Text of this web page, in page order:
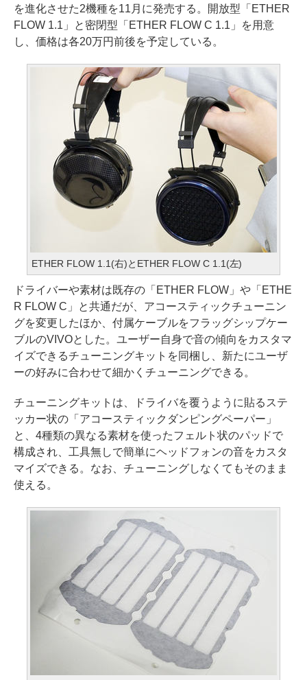
を進化させた2機種を11月に発売する。開放型「ETHER
FLOW 1.1」と密閉型「ETHER FLOW C 1.1」を用意
し、価格は各20万円前後を予定している。
ETHER FLOW 1.1(右)とETHER FLOW C 1.1(左)
ドライバーや素材は既存の「ETHER FLOW」や「ETHE
R FLOW C」と共通だが、アコースティックチューニン
グを変更したほか、付属ケーブルをフラッグシップケー
ブルのVIVOとした。ユーザー自身で音の傾向をカスタマ
イズできるチューニングキットを同梱し、新たにユーザ
ーの好みに合わせて細かくチューニングできる。
チューニングキットは、ドライバを覆うように貼るステ
ッカー状の「アコースティックダンピングペーパー」
と、4種類の異なる素材を使ったフェルト状のパッドで
構成され、工具無しで簡単にヘッドフォンの音をカスタ
マイズできる。なお、チューニングしなくてもそのまま
使える。